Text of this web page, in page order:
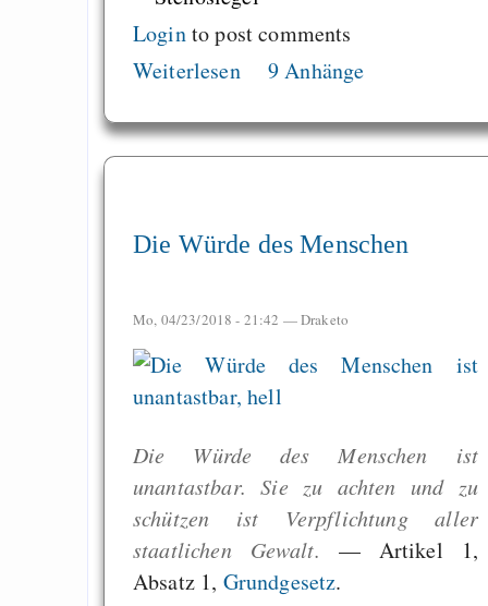
Loginto post comments
Weiterlesen
9 Anhänge
Die Würde des Menschen
Mo, 04/23/2018 - 21:42 —Draketo
Die Würde des Menschen ist
unantastbar. Sie zu achten und zu
schützen ist Verpflichtung aller
staatlichen Gewalt. — Artikel 1,
Absatz 1, Grundgesetz.
in der EU
Angestellten -- ab
Die Anstalt